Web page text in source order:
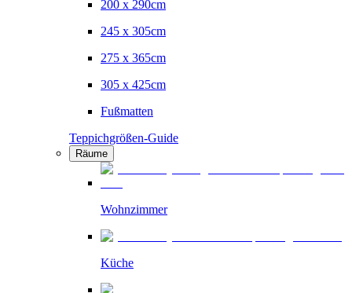
200 x 290cm
245 x 305cm
275 x 365cm
305 x 425cm
Fußmatten
Teppichgrößen-Guide
Räume
Wohnzimmer
Küche